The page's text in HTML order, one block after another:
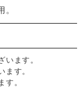
います。
ます。
す。